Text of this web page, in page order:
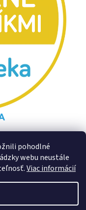
pohodlné
webu neustále
Viac informácií